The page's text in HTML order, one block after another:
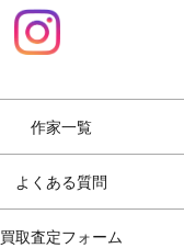
作家一覧
よくある質問
買取査定フォーム